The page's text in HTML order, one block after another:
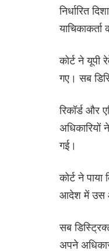
निर्धारित
कोर्ट ने यूपी
गए। सब
रिकॉर्ड और
अधिकारियों
गई।
कोर्ट ने
आदेश में उस
सब
अपने